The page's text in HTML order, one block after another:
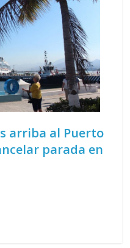
arriba al Puerto
parada en